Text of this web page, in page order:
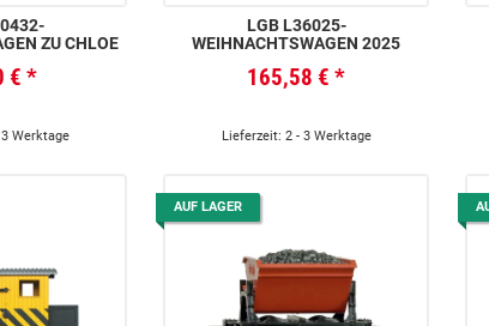
ZU CHLOE
€ *
Werktage
LGB L36025-
WEIHNACHTSWAGEN 2025
165,58 € *
Lieferzeit: 2 - 3 Werktage
AUF LAGER